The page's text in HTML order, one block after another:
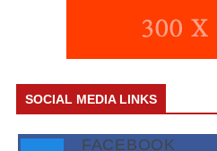
SOCIAL MEDIA LINKS
FACEBOOK